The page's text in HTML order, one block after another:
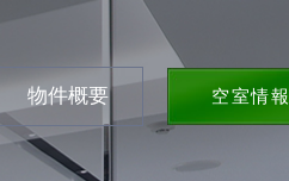
物件概要 空室情報